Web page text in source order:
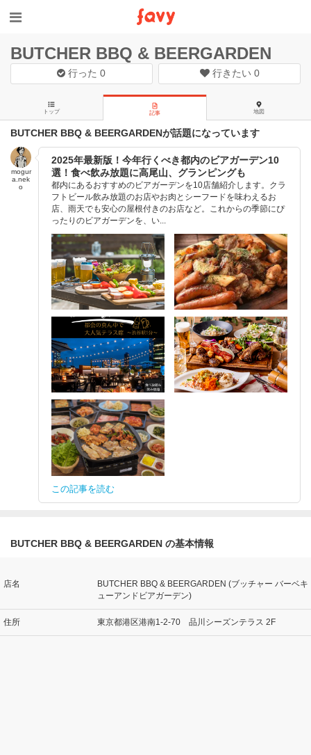
BUTCHER BBQ & BEERGARDEN
行った0 行きたい 0
トップ 記事 地図
BUTCHER BBQ & BEERGARDENが話題になっています
mogur
a.nek
o
2025年最新版！今年行くべき都内のビアガーデン10
選！食べ飲み放題に高尾山、グランピングも
都内にあるおすすめのビアガーデンを10店舗紹介します。クラ
フトビール飲み放題のお店やお肉とシーフードを味わえるお
店、雨天でも安心の屋根付きのお店など。これからの季節にぴ
ったりのビアガーデンを、い...
この記事を読む
BUTCHER BBQ & BEERGARDEN の基本情報
店名
BUTCHER BBQ & BEERGARDEN (ブッチャー バーベキ
ューアンドビアガーデン)
住所 東京都港区港南1-2-70 品川シーズンテラス 2F